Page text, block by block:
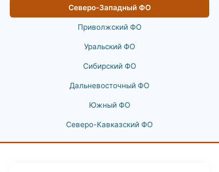
Северо-Западный ФО
Приволжский ФО
Уральский ФО
Сибирский ФО
Дальневосточный ФО
Южный ФО
Северо-Кавказский ФО